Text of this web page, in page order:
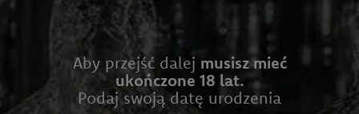
Aby przejść dalej musisz mieć
ukończone 18 lat.
Podaj swoją datę urodzenia